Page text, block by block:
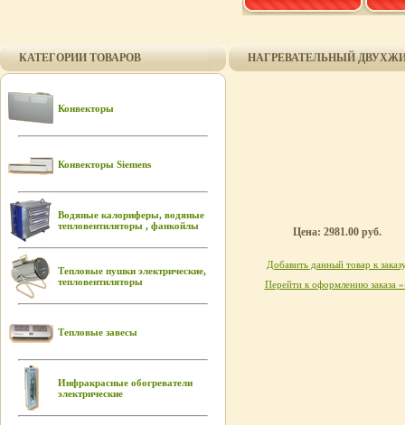
КАТЕГОРИИ ТОВАРОВ
Конвекторы
Конвекторы Siemens
Водяные калориферы, водяные
тепловентиляторы , фанкойлы
Тепловые пушки электрические,
тепловентиляторы
Тепловые завесы
Инфракрасные обогреватели
электрические
НАГРЕВАТЕЛЬНЫЙ
Цена: 2981.00 руб.
Добавить данный товар к
Перейти к оформлению заказа